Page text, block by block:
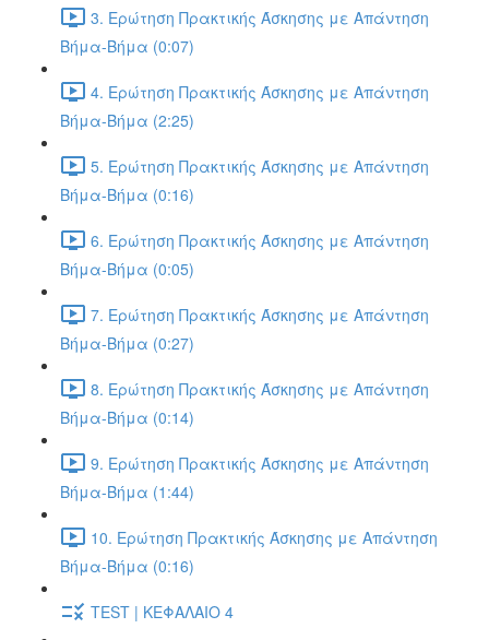
3. Ερώτηση Πρακτικής Άσκησης με Απάντηση
Βήμα-Βήμα (0:07)
4. Ερώτηση Πρακτικής Άσκησης με Απάντηση
Βήμα-Βήμα (2:25)
5. Ερώτηση Πρακτικής Άσκησης με Απάντηση
Βήμα-Βήμα (0:16)
6. Ερώτηση Πρακτικής Άσκησης με Απάντηση
Βήμα-Βήμα (0:05)
7. Ερώτηση Πρακτικής Άσκησης με Απάντηση
Βήμα-Βήμα (0:27)
8. Ερώτηση Πρακτικής Άσκησης με Απάντηση
Βήμα-Βήμα (0:14)
9. Ερώτηση Πρακτικής Άσκησης με Απάντηση
Βήμα-Βήμα (1:44)
10. Ερώτηση Πρακτικής Άσκησης με Απάντηση
Βήμα-Βήμα (0:16)
TEST | ΚΕΦΑΛΑΙΟ 4